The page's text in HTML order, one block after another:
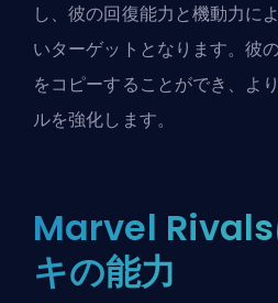
し、彼の回復能力と機動力に
いターゲットとなります。彼
をコピーすることができ、よ
ルを強化します。
Marvel Rivals
キの能力